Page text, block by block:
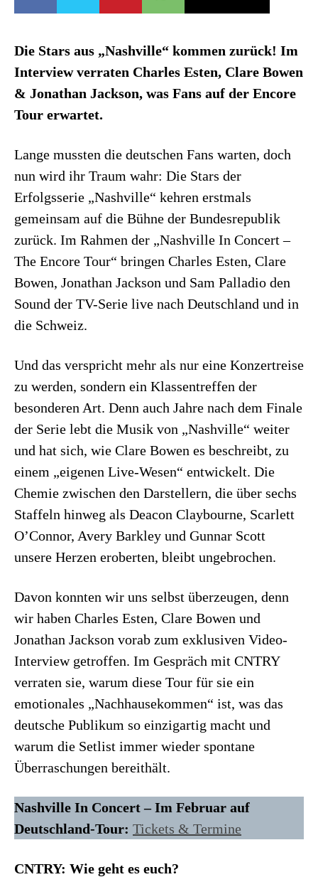
Die Stars aus „Nashville“ kommen zurück! Im
Interview verraten Charles Esten, Clare Bowen
& Jonathan Jackson, was Fans auf der Encore
Tour erwartet.
Lange mussten die deutschen Fans warten, doch
nun wird ihr Traum wahr: Die Stars der
Erfolgsserie „Nashville“ kehren erstmals
gemeinsam auf die Bühne der Bundesrepublik
zurück. Im Rahmen der „Nashville In Concert –
The Encore Tour“ bringen Charles Esten, Clare
Bowen, Jonathan Jackson und Sam Palladio den
Sound der TV-Serie live nach Deutschland und in
die Schweiz.
Und das verspricht mehr als nur eine Konzertreise
zu werden, sondern ein Klassentreffen der
besonderen Art. Denn auch Jahre nach dem Finale
der Serie lebt die Musik von „Nashville“ weiter
und hat sich, wie Clare Bowen es beschreibt, zu
einem „eigenen Live-Wesen“ entwickelt. Die
Chemie zwischen den Darstellern, die über sechs
Staffeln hinweg als Deacon Claybourne, Scarlett
O’Connor, Avery Barkley und Gunnar Scott
unsere Herzen eroberten, bleibt ungebrochen.
Davon konnten wir uns selbst überzeugen, denn
wir haben Charles Esten, Clare Bowen und
Jonathan Jackson vorab zum exklusiven Video-
Interview getroffen. Im Gespräch mit CNTRY
verraten sie, warum diese Tour für sie ein
emotionales „Nachhausekommen“ ist, was das
deutsche Publikum so einzigartig macht und
warum die Setlist immer wieder spontane
Überraschungen bereithält.
Nashville In Concert – Im Februar auf
Deutschland-Tour: Tickets & Termine
CNTRY: Wie geht es euch?